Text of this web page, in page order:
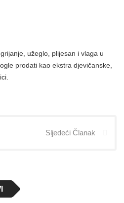
grijanje, užeglo, plijesan i vlaga u
prodati kao ekstra djevičanske,
Sljedeći Članak